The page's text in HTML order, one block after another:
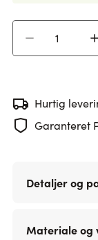
Hurtig
Garanteret
Detaljer og
Materiale og